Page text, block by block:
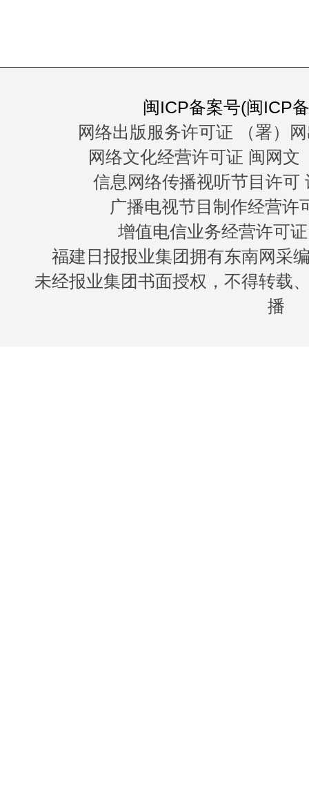
闽ICP备案号(闽ICP
网络出版服务许可证 （署）
网络文化经营许可证 闽网文
信息网络传播视听节目许可
广播电视节目制作经营许
增值电信业务经营许可
福建日报报业集团拥有东南网采
未经报业集团书面授权，不得转载
播